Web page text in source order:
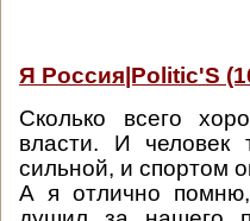
Я Россия|Politic'S
Сколько всего
власти. И
сильной, и спортом
А я отлично